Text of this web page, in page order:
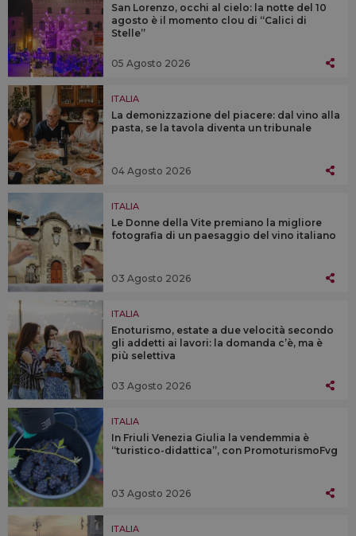
San Lorenzo, occhi al cielo: la notte del 10
agosto è il momento clou di “Calici di
Stelle”
05 Agosto 2026
ITALIA
La demonizzazione del piacere: dal vino alla
pasta, se la tavola diventa un tribunale
04 Agosto 2026
ITALIA
Le Donne della Vite premiano la migliore
fotografia di un paesaggio del vino italiano
03 Agosto 2026
ITALIA
Enoturismo, estate a due velocità secondo
gli addetti ai lavori: la domanda c’è, ma è
più selettiva
03 Agosto 2026
ITALIA
In Friuli Venezia Giulia la vendemmia è
“turistico-didattica”, con PromoturismoFvg
03 Agosto 2026
ITALIA